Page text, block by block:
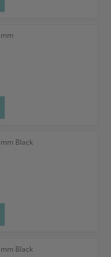
Black
Black